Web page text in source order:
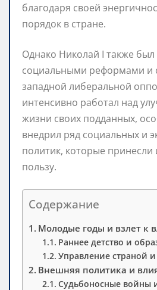
благодаря своей
порядок в стране.
Однако Николай I также
социальными реформами и
западной либеральной
интенсивно работал над
жизни своих подданных,
внедрил ряд социальных и
политик, которые
пользу.
Содержание
Молодые годы и взлет к
Раннее детство и
Управление страной
Внешняя политика и
Судьбоносные войны